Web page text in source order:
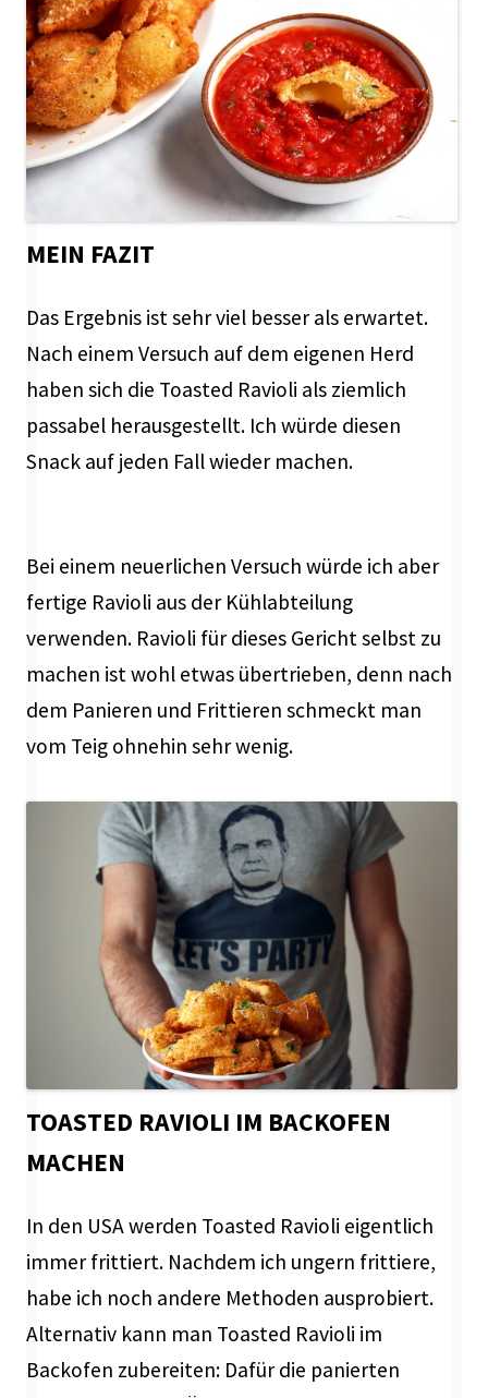
MEIN FAZIT
Das Ergebnis ist sehr viel besser als erwartet.
Nach einem Versuch auf dem eigenen Herd
haben sich die Toasted Ravioli als ziemlich
passabel herausgestellt. Ich würde diesen
Snack auf jeden Fall wieder machen.
Bei einem neuerlichen Versuch würde ich aber
fertige Ravioli aus der Kühlabteilung
verwenden. Ravioli für dieses Gericht selbst zu
machen ist wohl etwas übertrieben, denn nach
dem Panieren und Frittieren schmeckt man
vom Teig ohnehin sehr wenig.
TOASTED RAVIOLI IM BACKOFEN
MACHEN
In den USA werden Toasted Ravioli eigentlich
immer frittiert. Nachdem ich ungern frittiere,
habe ich noch andere Methoden ausprobiert.
Alternativ kann man Toasted Ravioli im
Backofen zubereiten: Dafür die panierten